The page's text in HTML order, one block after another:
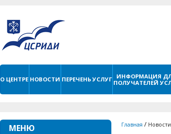
О ЦЕНТРЕ НОВОСТИ ПЕРЕЧЕНЬ УСЛУГ
ИНФОРМАЦИЯ
ПОЛУЧАТЕЛЕЙ
МЕНЮ Главная / Новости